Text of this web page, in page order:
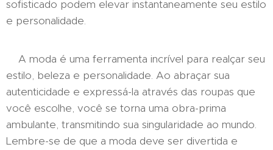
sofisticado podem elevar instantaneamente seu estilo
e personalidade.
A moda é uma ferramenta incrível para realçar seu
estilo, beleza e personalidade. Ao abraçar sua
autenticidade e expressá-la através das roupas que
você escolhe, você se torna uma obra-prima
ambulante, transmitindo sua singularidade ao mundo.
Lembre-se de que a moda deve ser divertida e